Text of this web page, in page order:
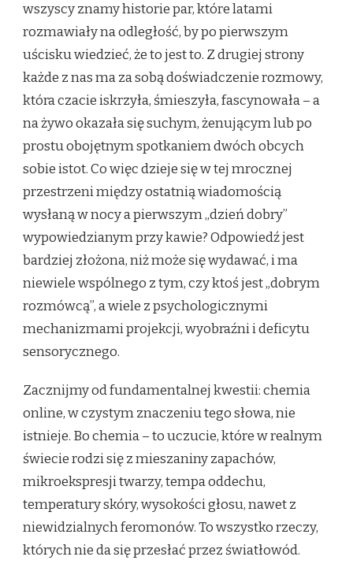
wszyscy znamy historie par, które latami
rozmawiały na odległość, by po pierwszym
uścisku wiedzieć, że to jest to. Z drugiej strony
każde z nas ma za sobą doświadczenie rozmowy,
która czacie iskrzyła, śmieszyła, fascynowała – a
na żywo okazała się suchym, żenującym lub po
prostu obojętnym spotkaniem dwóch obcych
sobie istot. Co więc dzieje się w tej mrocznej
przestrzeni między ostatnią wiadomością
wysłaną w nocy a pierwszym „dzień dobry”
wypowiedzianym przy kawie? Odpowiedź jest
bardziej złożona, niż może się wydawać, i ma
niewiele wspólnego z tym, czy ktoś jest „dobrym
rozmówcą”, a wiele z psychologicznymi
mechanizmami projekcji, wyobraźni i deficytu
sensorycznego.
Zacznijmy od fundamentalnej kwestii: chemia
online, w czystym znaczeniu tego słowa, nie
istnieje. Bo chemia – to uczucie, które w realnym
świecie rodzi się z mieszaniny zapachów,
mikroekspresji twarzy, tempa oddechu,
temperatury skóry, wysokości głosu, nawet z
niewidzialnych feromonów. To wszystko rzeczy,
których nie da się przesłać przez światłowód.